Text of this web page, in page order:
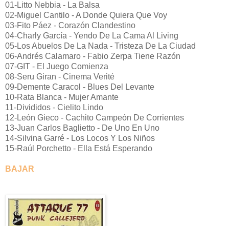
01-Litto Nebbia - La Balsa
02-Miguel Cantilo - A Donde Quiera Que Voy
03-Fito Páez - Corazón Clandestino
04-Charly García - Yendo De La Cama Al Living
05-Los Abuelos De La Nada - Tristeza De La Ciudad
06-Andrés Calamaro - Fabio Zerpa Tiene Razón
07-GIT - El Juego Comienza
08-Seru Giran - Cinema Verité
09-Demente Caracol - Blues Del Levante
10-Rata Blanca - Mujer Amante
11-Divididos - Cielito Lindo
12-León Gieco - Cachito Campeón De Corrientes
13-Juan Carlos Baglietto - De Uno En Uno
14-Silvina Garré - Los Locos Y Los Niños
15-Raúl Porchetto - Ella Está Esperando
BAJAR